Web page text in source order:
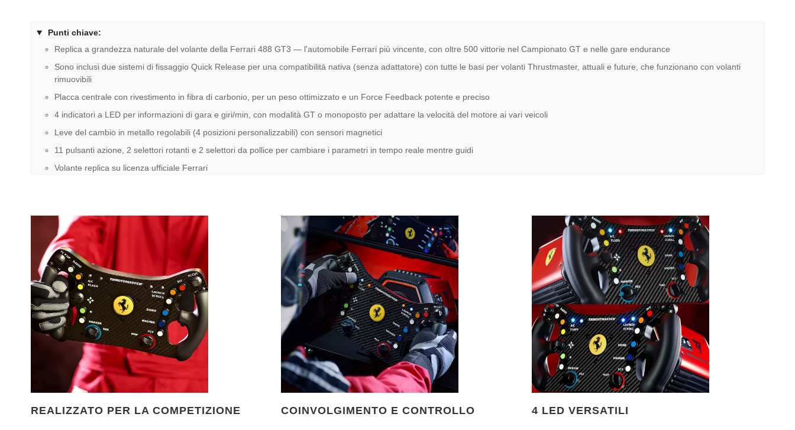
Punti chiave:
Replica a grandezza naturale del volante della Ferrari 488 GT3 — l'automobile Ferrari più vincente, con oltre 500 vittorie nel Campionato GT e nelle gare endurance
Sono inclusi due sistemi di fissaggio Quick Release per una compatibilità nativa (senza adattatore) con tutte le basi per volanti Thrustmaster, attuali e future, che funzionano con volanti
rimuovibili
Placca centrale con rivestimento in fibra di carbonio, per un peso ottimizzato e un Force Feedback potente e preciso
4 indicatori a LED per informazioni di gara e giri/min, con modalità GT o monoposto per adattare la velocità del motore ai vari veicoli
Leve del cambio in metallo regolabili (4 posizioni personalizzabili) con sensori magnetici
11 pulsanti azione, 2 selettori rotanti e 2 selettori da pollice per cambiare i parametri in tempo reale mentre guidi
Volante replica su licenza ufficiale Ferrari
REALIZZATO PER LA COMPETIZIONE COINVOLGIMENTO E CONTROLLO 4 LED VERSATILI